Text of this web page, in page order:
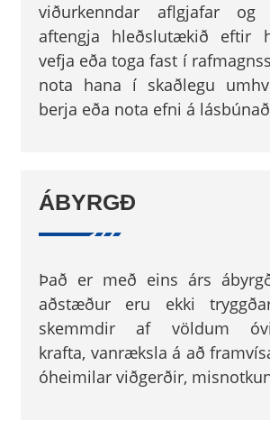
viðurkenndar aflgjafar og
aftengja hleðslutækið eftir
vefja eða toga fast í
nota hana í skaðlegu
berja eða nota efni á
ÁBYRGÐ
Það er með eins árs
aðstæður eru ekki
skemmdir af völdum
krafta, vanræksla á að
óheimilar viðgerðir,